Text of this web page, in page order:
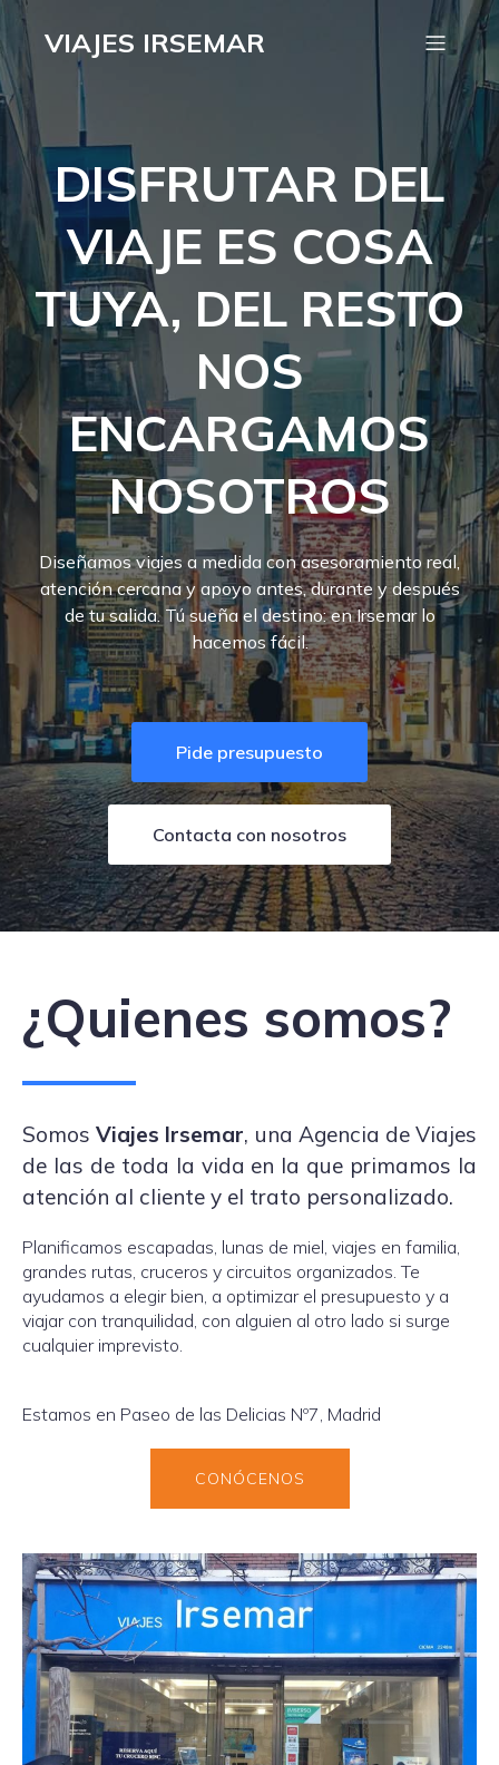
VIAJES IRSEMAR
DISFRUTAR DEL
VIAJE ES COSA
TUYA, DEL RESTO
NOS
ENCARGAMOS
NOSOTROS
Diseñamos viajes a medida con asesoramiento real,
atención cercana y apoyo antes, durante y después
de tu salida. Tú sueña el destino: en Irsemar lo
hacemos fácil.
Pide presupuesto
Contacta con nosotros
¿Quienes somos?
SomosViajes Irsemar, una Agencia de Viajes
de las de toda la vida en la que primamos la
atención al cliente y el trato personalizado.
Planificamos escapadas, lunas de miel, viajes en familia,
grandes rutas, cruceros y circuitos organizados. Te
ayudamos a elegir bien, a optimizar el presupuesto y a
viajar con tranquilidad, con alguien al otro lado si surge
cualquier imprevisto.
Estamos en Paseo de las Delicias Nº7, Madrid
CONÓCENOS